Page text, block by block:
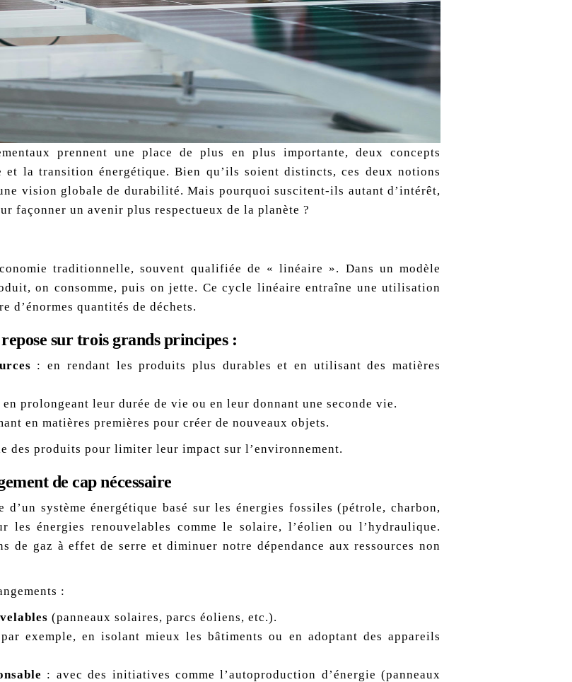
prennent une place de plus en plus importante, deux concepts
la transition énergétique. Bien qu’ils soient distincts, ces deux notions
vision globale de durabilité. Mais pourquoi suscitent-ils autant d’intérêt,
façonner un avenir plus respectueux de la planète ?
traditionnelle, souvent qualifiée de « linéaire ». Dans un modèle
on consomme, puis on jette. Ce cycle linéaire entraîne une utilisation
d’énormes quantités de déchets.
sur trois grands principes :
: en rendant les produits plus durables et en utilisant des matières
en prolongeant leur durée de vie ou en leur donnant une seconde vie.
en matières premières pour créer de nouveaux objets.
des produits pour limiter leur impact sur l’environnement.
de cap nécessaire
système énergétique basé sur les énergies fossiles (pétrole, charbon,
les énergies renouvelables comme le solaire, l’éolien ou l’hydraulique.
de gaz à effet de serre et diminuer notre dépendance aux ressources non
:
(panneaux solaires, parcs éoliens, etc.).
exemple, en isolant mieux les bâtiments ou en adoptant des appareils
: avec des initiatives comme l’autoproduction d’énergie (panneaux